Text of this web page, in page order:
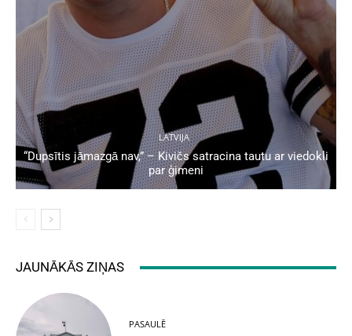
LATVIJA
“Dupsītis jāmazgā nav,” – Kivičs satracina tautu ar viedokli
par ģimeni
JAUNĀKĀS ZIŅAS
PASAULĒ